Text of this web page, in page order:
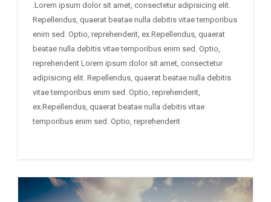
.Lorem ipsum dolor sit amet, consectetur adipisicing elit.
Repellendus, quaerat beatae nulla debitis vitae temporibus
enim sed. Optio, reprehenderit, ex.Repellendus, quaerat
beatae nulla debitis vitae temporibus enim sed. Optio,
reprehenderit Lorem ipsum dolor sit amet, consectetur
adipisicing elit. Repellendus, quaerat beatae nulla debitis
vitae temporibus enim sed. Optio, reprehenderit,
ex.Repellendus, quaerat beatae nulla debitis vitae
temporibus enim sed. Optio, reprehenderit